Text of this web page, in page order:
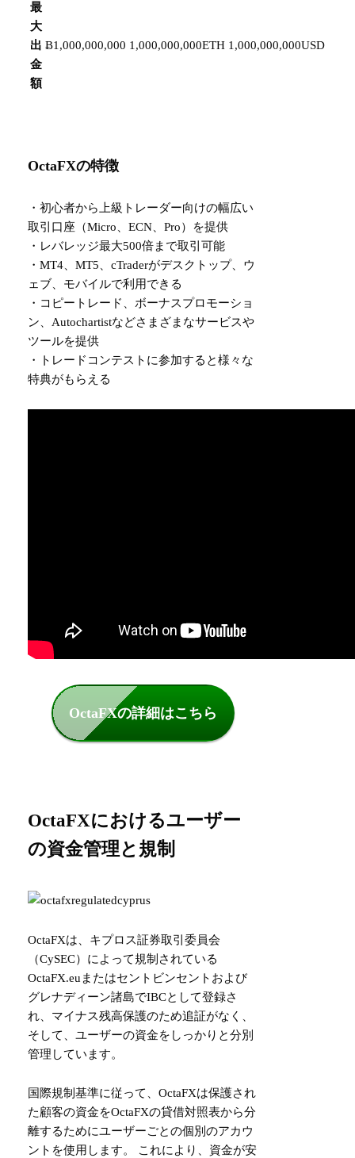
最
大
出
金
額
Ƀ1,000,000,000 1,000,000,000ETH 1,000,000,000USD
OctaFXの特徴
・初心者から上級トレーダー向けの幅広い
取引口座（Micro、ECN、Pro）を提供
・レバレッジ最大500倍まで取引可能
・MT4、MT5、cTraderがデスクトップ、ウ
ェブ、モバイルで利用できる
・コピートレード、ボーナスプロモーショ
ン、Autochartistなどさまざまなサービスや
ツールを提供
・トレードコンテストに参加すると様々な
特典がもらえる
OctaFXの詳細はこちら
OctaFXにおけるユーザー
の資金管理と規制
OctaFXは、キプロス証券取引委員会
（CySEC）によって規制されている
OctaFX.euまたはセントビンセントおよび
グレナディーン諸島でIBCとして登録さ
れ、マイナス残高保護のため追証がなく、
そして、ユーザーの資金をしっかりと分別
管理しています。
国際規制基準に従って、OctaFXは保護され
た顧客の資金をOctaFXの貸借対照表から分
離するためにユーザーごとの個別のアカウ
ントを使用します。 これにより、資金が安